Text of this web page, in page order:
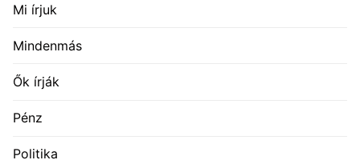
Mi írjuk
Mindenmás
Ők írják
Pénz
Politika